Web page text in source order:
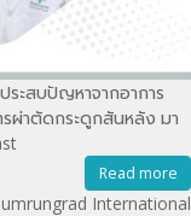
ระสบปัญหาจากอาการ
ผ่าตัดกระดูกสันหลัง มา
Read more
International